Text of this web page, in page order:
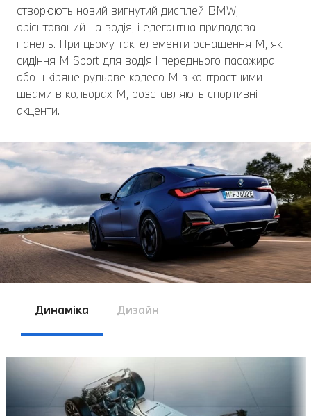
створюють новий вигнутий дисплей BMW,
орієнтований на водія, і елегантна приладова
панель. При цьому такі елементи оснащення M, як
сидіння M Sport для водія і переднього пасажира
або шкіряне рульове колесо M з контрастними
швами в кольорах M, розставляють спортивні
акценти.
Динаміка Дизайн